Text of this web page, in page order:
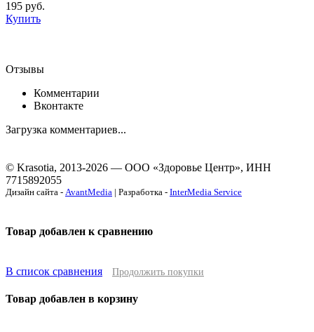
195 руб.
Купить
Отзывы
Комментарии
Вконтакте
Загрузка комментариев...
© Krasotia, 2013-2026 — ООО «Здоровье Центр», ИНН
7715892055
Дизайн сайта - AvantMedia | Разработка - InterMedia Service
Товар добавлен к сравнению
В список сравнения Продолжить покупки
Товар добавлен в корзину